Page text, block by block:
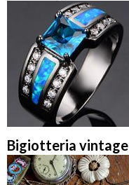
Bigiotteria vintage